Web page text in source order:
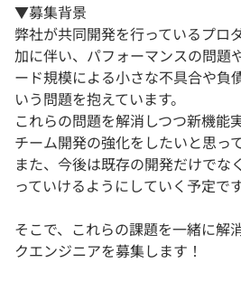
▼募集背景
弊社が共同開発を行っているプロ
加に伴い、パフォーマンスの問題
ード規模による小さな不具合や負
いう問題を抱えています。
これらの問題を解消しつつ新機能
チーム開発の強化をしたいと思っ
また、今後は既存の開発だけでな
っていけるようにしていく予定です
そこで、これらの課題を一緒に解
クエンジニアを募集します！